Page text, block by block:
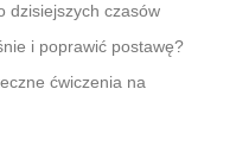
dzisiejszych czasów
i poprawić postawę?
ćwiczenia na